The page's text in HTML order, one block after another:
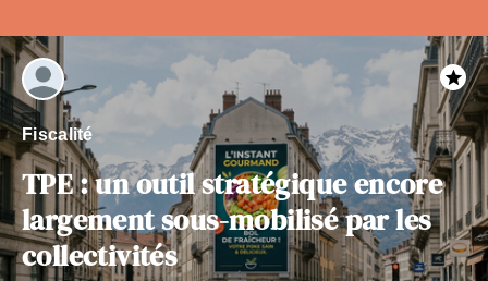
Fiscalité
TPE : un outil stratégique encore
largement sous-mobilisé par les
collectivités